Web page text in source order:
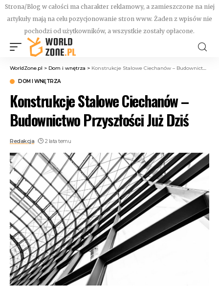
Strona/Blog w całości ma charakter reklamowy, a zamieszczone na niej
artykuły mają na celu pozycjonowanie stron www. Żaden z wpisów nie
pochodzi od użytkowników, a wszystkie zostały opłacone.
WorldZone.pl > Dom i wnętrza > Konstrukcje Stalowe Ciechanów – Budownictwo Przyszłości Już Dziś
DOM I WNĘTRZA
Konstrukcje Stalowe Ciechanów –
Budownictwo Przyszłości Już Dziś
Redakcja 2 lata temu